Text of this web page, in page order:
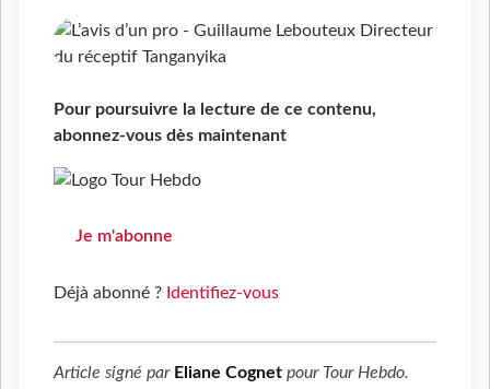
Pour poursuivre la lecture de ce contenu,
abonnez-vous dès maintenant
Je m'abonne
Déjà abonné ? Identifiez-vous
Article signé par Eliane Cognet pour Tour Hebdo.